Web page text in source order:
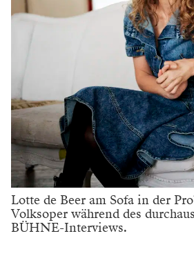
Lotte de Beer am Sofa in der
Volksoper während des
BÜHNE-Interviews.